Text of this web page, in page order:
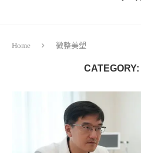
Home 微整美塑
CATEGORY: